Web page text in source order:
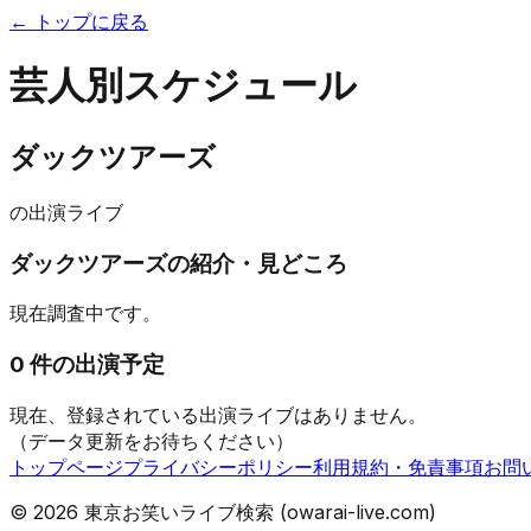
← トップに戻る
芸人別スケジュール
ダックツアーズ
の出演ライブ
ダックツアーズの紹介・見どころ
現在調査中です。
0 件の出演予定
現在、登録されている出演ライブはありません。
（データ更新をお待ちください）
トップページプライバシーポリシー利用規約・免責事項お問
© 2026 東京お笑いライブ検索 (owarai-live.com)